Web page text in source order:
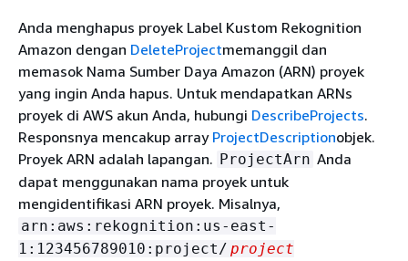
Anda menghapus proyek Label Kustom Rekognition
Amazon dengan DeleteProjectmemanggil dan
memasok Nama Sumber Daya Amazon (ARN) proyek
yang ingin Anda hapus. Untuk mendapatkan ARNs
proyek di AWS akun Anda, hubungi DescribeProjects.
Responsnya mencakup array ProjectDescriptionobjek.
Proyek ARN adalah lapangan. ProjectArn Anda
dapat menggunakan nama proyek untuk
mengidentifikasi ARN proyek. Misalnya,
arn:aws:rekognition:us-east-
1:123456789010:project/ project